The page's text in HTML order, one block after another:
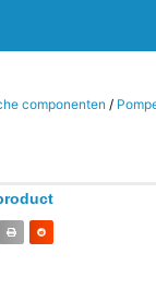
componenten /